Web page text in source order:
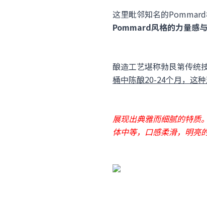
这里毗邻知名的
Pommard风格的力量感与
酿造工艺堪称勃艮第传统
桶中陈酿20-24个月，这
展现出典雅而细腻的特质
体中等，口感柔滑，明亮